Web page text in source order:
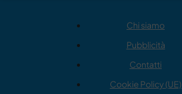
Chi siamo
Pubblicità
Contatti
Cookie Policy (UE)